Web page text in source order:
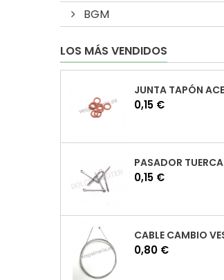
BGM
LOS MÁS VENDIDOS
Precio
0,15 €
Precio
0,15 €
Precio
0,80 €